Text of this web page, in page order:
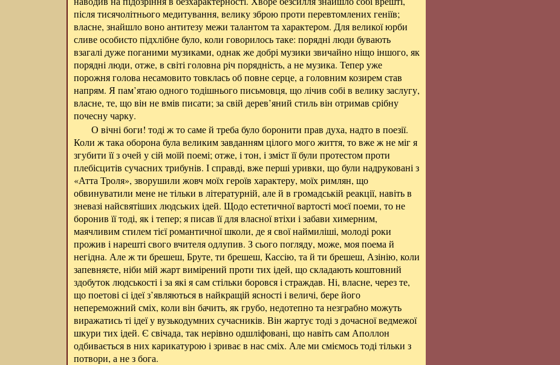
після тисячолітнього медитування, велику зброю проти перевтомлених геніїв;
власне, знайшло воно антитезу межи талантом та характером. Для великої юрби
сливе особисто підхлібне було, коли говорилось таке: порядні люди бувають
взагалі дуже поганими музиками, однак же добрі музики звичайно ніщо іншого, як
порядні люди, отже, в світі головна річ порядність, а не музика. Тепер уже
порожня голова несамовито товклась об повне серце, а головним козирем став
напрям. Я пам’ятаю одного тодішнього письмовця, що лічив собі в велику заслугу,
власне, те, що він не вмів писати; за свій дерев’яний стиль він отримав срібну
почесну чарку.
О вічні боги! тоді ж то саме й треба було боронити прав духа, надто в поезії.
Коли ж така оборона була великим завданням цілого мого життя, то вже ж не міг я
згубити її з очей у сій моїй поемі; отже, і тон, і зміст її були протестом проти
плебісцитів сучасних трибунів. І справді, вже перші уривки, що були надруковані з
«Атта Троля», зворушили жовч моїх героїв характеру, моїх римлян, що
обвинуватили мене не тільки в літературній, але й в громадській реакції, навіть в
зневазі найсвятіших людських ідей. Щодо естетичної вартості моєї поеми, то не
боронив її тоді, як і тепер; я писав її для власної втіхи і забави химерним,
маячливим стилем тієї романтичної школи, де я свої наймиліші, молоді роки
прожив і нарешті свого вчителя одлупив. З сього погляду, може, моя поема й
негідна. Але ж ти брешеш, Бруте, ти брешеш, Кассію, та й ти брешеш, Азінію, коли
запевняєте, ніби мій жарт вимірений проти тих ідей, що складають коштовний
здобуток людськості і за які я сам стільки боровся і страждав. Ні, власне, через те,
що поетові сі ідеї з’являються в найкращій ясності і величі, бере його
непереможний сміх, коли він бачить, як грубо, недотепно та незграбно можуть
виражатись ті ідеї у вузькодумних сучасників. Він жартує тоді з дочасної ведмежої
шкури тих ідей. Є свічада, так нерівно одшліфовані, що навіть сам Аполлон
одбивається в них карикатурою і зриває в нас сміх. Але ми сміємось тоді тільки з
потвори, а не з бога.